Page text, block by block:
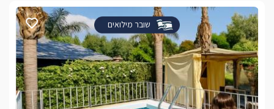
שובר מילואים